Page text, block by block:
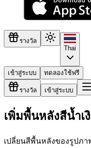
รางวัล
Thai
เข้าสู่ระบบ ทดลองใช้ฟรี
รางวัล เข้าสู่ระบบ
เพิ่มพื้นหลังสีน้ำเ
เปลี่ยนสีพื้นหลังของรูปภา